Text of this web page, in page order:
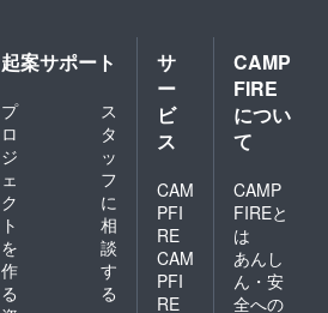
起案サポート
プ
ロ
ジ
ェ
ク
ト
を
作
る
ス
タ
ッ
フ
に
相
談
す
る
サ
ー
ビ
ス
CAM
PFI
RE
CAM
PFI
RE
CAMP
FIRE
につい
て
CAMP
FIREと
は
あんし
ん・安
全への